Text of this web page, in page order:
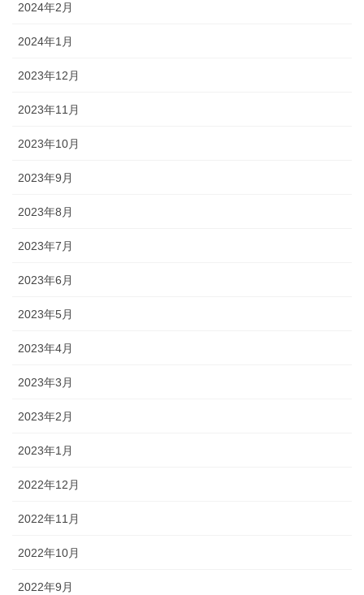
2024年2月
2024年1月
2023年12月
2023年11月
2023年10月
2023年9月
2023年8月
2023年7月
2023年6月
2023年5月
2023年4月
2023年3月
2023年2月
2023年1月
2022年12月
2022年11月
2022年10月
2022年9月